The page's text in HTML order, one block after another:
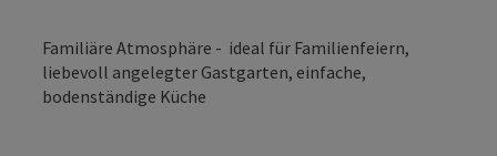
Familiäre Atmosphäre - ideal für Familienfeiern,
liebevoll angelegter Gastgarten, einfache,
bodenständige Küche